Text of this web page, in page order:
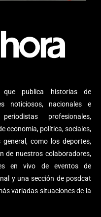
publica historias de
noticiosos, nacionales e
profesionales,
economía, política, sociales,
como los deportes,
de nuestros colaboradores,
en vivo de eventos de
y una sección de posdcat
variadas situaciones de la